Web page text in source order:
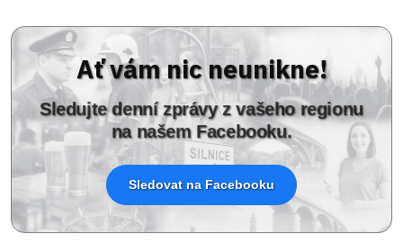
Ať vám nic neunikne!
Sledujte denní zprávy z vašeho regionu
na našem Facebooku.
Sledovat na Facebooku